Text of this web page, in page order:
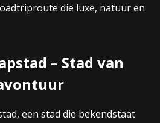
die luxe, natuur en
– Stad van
een stad die bekendstaat